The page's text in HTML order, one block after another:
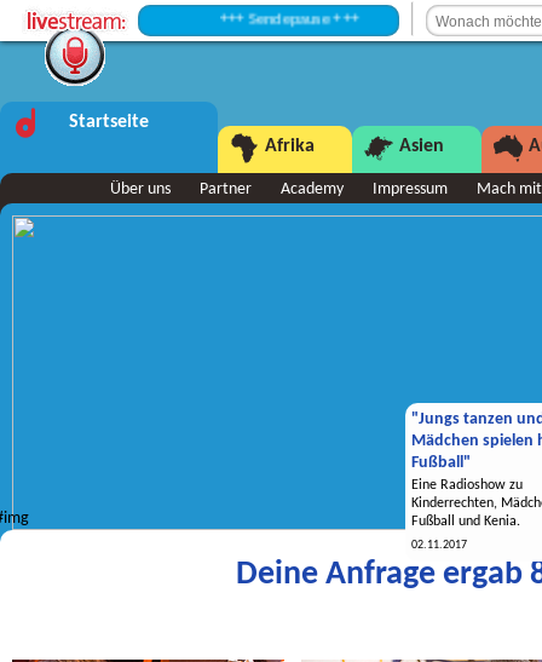
+++ Sendepause +++
Startseite
Afrika
Asien
Über uns Partner Academy Impressum Mach mit
"Jungs tanzen
Mädchen spielen
Fußball"
Eine Radioshow zu
Kinderrechten,
Fußball und Kenia.
02.11.2017
Deine Anfrage ergab